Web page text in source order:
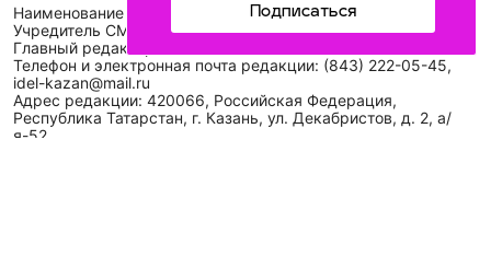
Подписаться
Наименование сетевого издания: Идел-Идель
Учредитель СМИ: АО «ТАТМЕДИА»
Главный редактор: Галимова Рамзия Ризвановна
Телефон и электронная почта редакции: (843) 222-05-45,
idel-kazan@mail.ru
Адрес редакции: 420066, Российская Федерация,
Республика Татарстан, г. Казань, ул. Декабристов, д. 2, а/
я-52.